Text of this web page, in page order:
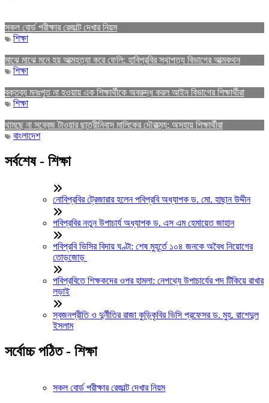
সকল বোর্ড পরীক্ষার রেজাল্ট দেখার নিয়ম
শিক্ষা
মাঝে মাঝে মনে হয় আত্মহত্যা করে ফেলি: হাবিপ্রবির স্থাপত্য বিভাগের আত্মকথন
শিক্ষা
বক্তব্য মনঃপুত না হওয়ায় এক শিক্ষার্থীকে অবরুদ্ধ করল আইন বিভাগের শিক্ষার্থীরা
শিক্ষা
থামছে না সব্বেজ টাওয়ার ছাত্রীনিবাস মালিকের দৌরাত্ম্য: অসহায় শিক্ষার্থীরা
বাংলাদেশ
সর্বশেষ - শিক্ষা
নোবিপ্রবির ট্রেজারার হলেন পবিপ্রবি অধ্যাপক ড. মো. হাছান উদ্দীন
পবিপ্রবির নতুন উপাচার্য অধ্যাপক ড. এস এম হেমায়েত জাহান
পবিপ্রবি ভিসির বিদায় ঘণ্টা: শেষ মুহূর্তে ১০৪ জনকে অবৈধ নিয়োগের
তোড়জোড়
পবিপ্রবিতে শিক্ষকদের ওপর হামলা: নেপথ্যে উপাচার্যের পদ টিকিয়ে রাখার
লড়াই
স্বজনপ্রীতি ও দুর্নীতির রাজা কুড়িকৃবির ভিসি প্রফেসর ড. মুহ. রাশেদুল
ইসলাম
সর্বোচ্চ পঠিত - শিক্ষা
সকল বোর্ড পরীক্ষার রেজাল্ট দেখার নিয়ম